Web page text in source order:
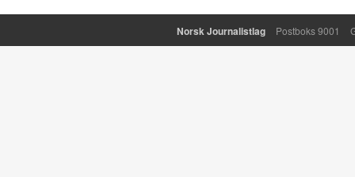
Norsk Journalistlag Postboks 9001